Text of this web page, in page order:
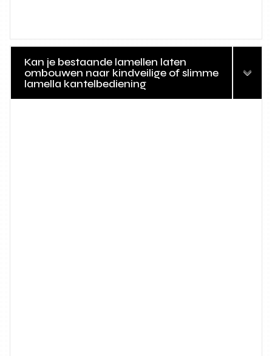
Kan je bestaande lamellen laten
ombouwen naar kindveilige of slimme
lamella kantelbediening